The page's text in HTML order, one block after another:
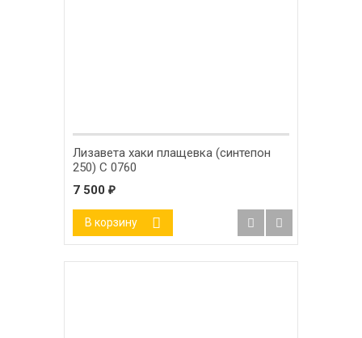
Лизавета хаки плащевка (синтепон
250) С 0760
7 500 ₽
В корзину